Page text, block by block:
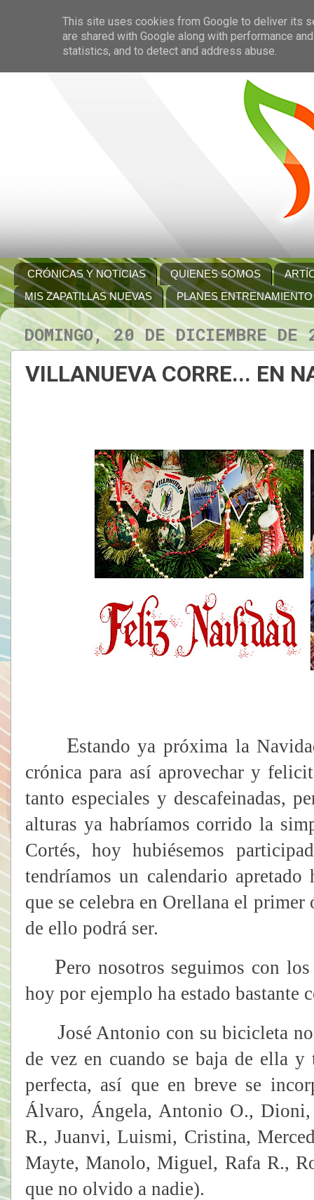
CRÓNICAS Y NOTICIAS QUIENES SOMOS
MIS ZAPATILLAS NUEVAS
PLANES ENTRENAMIENTO
DOMINGO, 20 DE DICIEMBRE DE
VILLANUEVA CORRE... EN
Estando ya próxima la
crónica para así aprovechar y
tanto especiales y descafeinadas,
alturas ya habríamos corrido la
Cortés, hoy hubiésemos
tendríamos un calendario
que se celebra en Orellana el
de ello podrá ser.
Pero nosotros seguimos con
hoy por ejemplo ha estado bastante
José Antonio con su bicicleta
de vez en cuando se baja de ella
perfecta, así que en breve se
Álvaro, Ángela, Antonio O., Dioni,
R., Juanvi, Luismi, Cristina,
Mayte, Manolo, Miguel, Rafa R.,
que no olvido a nadie).
This site uses cookies from Google to deliver its
are shared with Google along with performance
statistics, and to detect and address abuse.